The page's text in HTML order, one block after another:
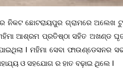
ନିକଟ ଛୋଟରାୟପୁର ଗ୍ରାମରେ ଅଲେଖ
ଆଶ୍ରମ ପ୍ରତିଷ୍ଠା ସହିତ ଅଖଣ୍ଡ
l ମହିମା ସେବା ଫାଉଣ୍ଡେସନର
ଓ ସହଯୋଗ ର ହାତ ବଢ଼ାଇ ଥିଲେ I